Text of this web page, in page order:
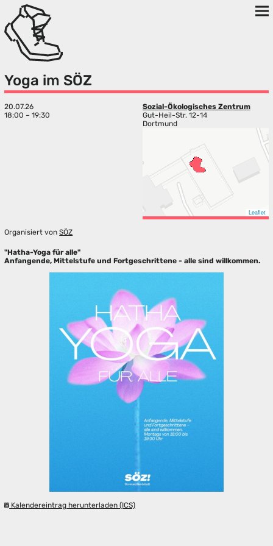
Yoga im SÖZ
20.07.26
18:00 – 19:30
Sozial-Ökologisches Zentrum
Gut-Heil-Str. 12-14
Dortmund
Leaflet
Organisiert vonSÖZ
"Hatha-Yoga für alle"
Anfangende, Mittelstufe und Fortgeschrittene - alle sind willkommen.
Kalendereintrag herunterladen (ICS)